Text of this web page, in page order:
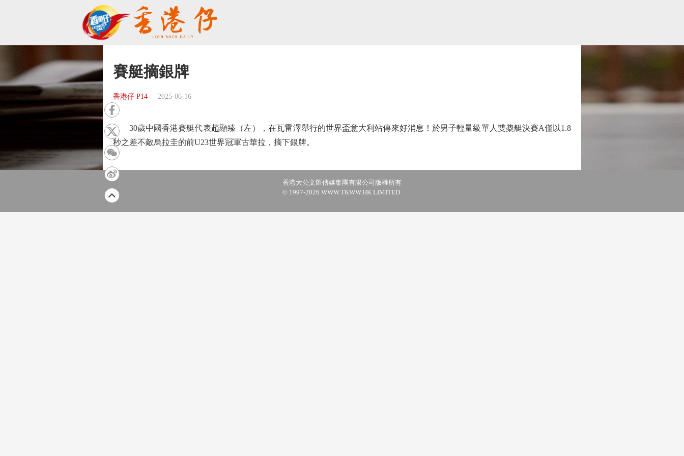
賽艇摘銀牌
香港仔 P14 2025-06-16
30歲中國香港賽艇代表趙顯臻（左），在瓦雷澤舉行的世界盃意大利站傳來好消息！於男子輕量級單人雙槳艇決賽A僅以1.8
秒之差不敵烏拉圭的前U23世界冠軍古華拉，摘下銀牌。
香港大公文匯傳媒集團有限公司版權所有
© 1997-2026 WWW.TKWW.HK LIMITED.